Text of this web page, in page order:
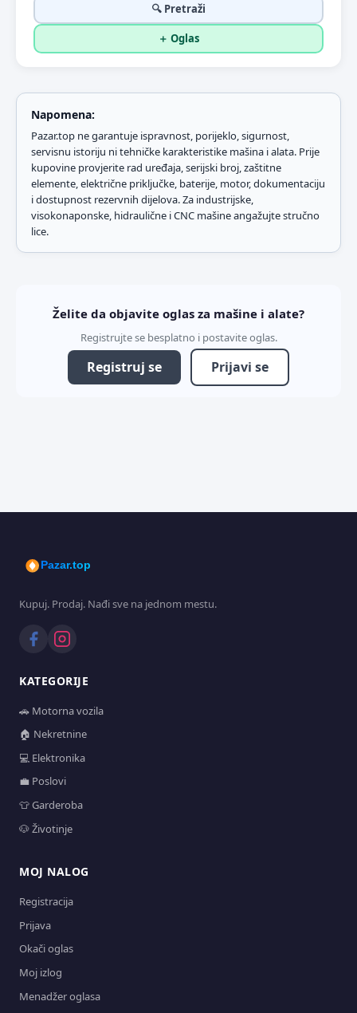
🔍 Pretraži
＋ Oglas
Napomena:
Pazar.top ne garantuje ispravnost, porijeklo, sigurnost,
servisnu istoriju ni tehničke karakteristike mašina i alata. Prije
kupovine provjerite rad uređaja, serijski broj, zaštitne
elemente, električne priključke, baterije, motor, dokumentaciju
i dostupnost rezervnih dijelova. Za industrijske,
visokonaponske, hidraulične i CNC mašine angažujte stručno
lice.
Želite da objavite oglas za mašine i alate?
Registrujte se besplatno i postavite oglas.
Registruj se Prijavi se
Pazar.top
Kupuj. Prodaj. Nađi sve na jednom mestu.
KATEGORIJE
🚗 Motorna vozila
🏠 Nekretnine
💻 Elektronika
💼 Poslovi
👕 Garderoba
🐶 Životinje
MOJ NALOG
Registracija
Prijava
Okači oglas
Moj izlog
Menadžer oglasa